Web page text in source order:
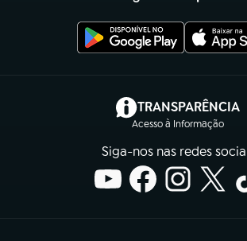
TRANSPARÊNCIA
Acesso à Informação
(abre em
Siga-nos nas redes